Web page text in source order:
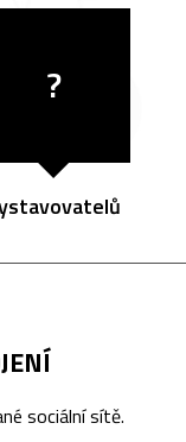
?
sociální sítě.